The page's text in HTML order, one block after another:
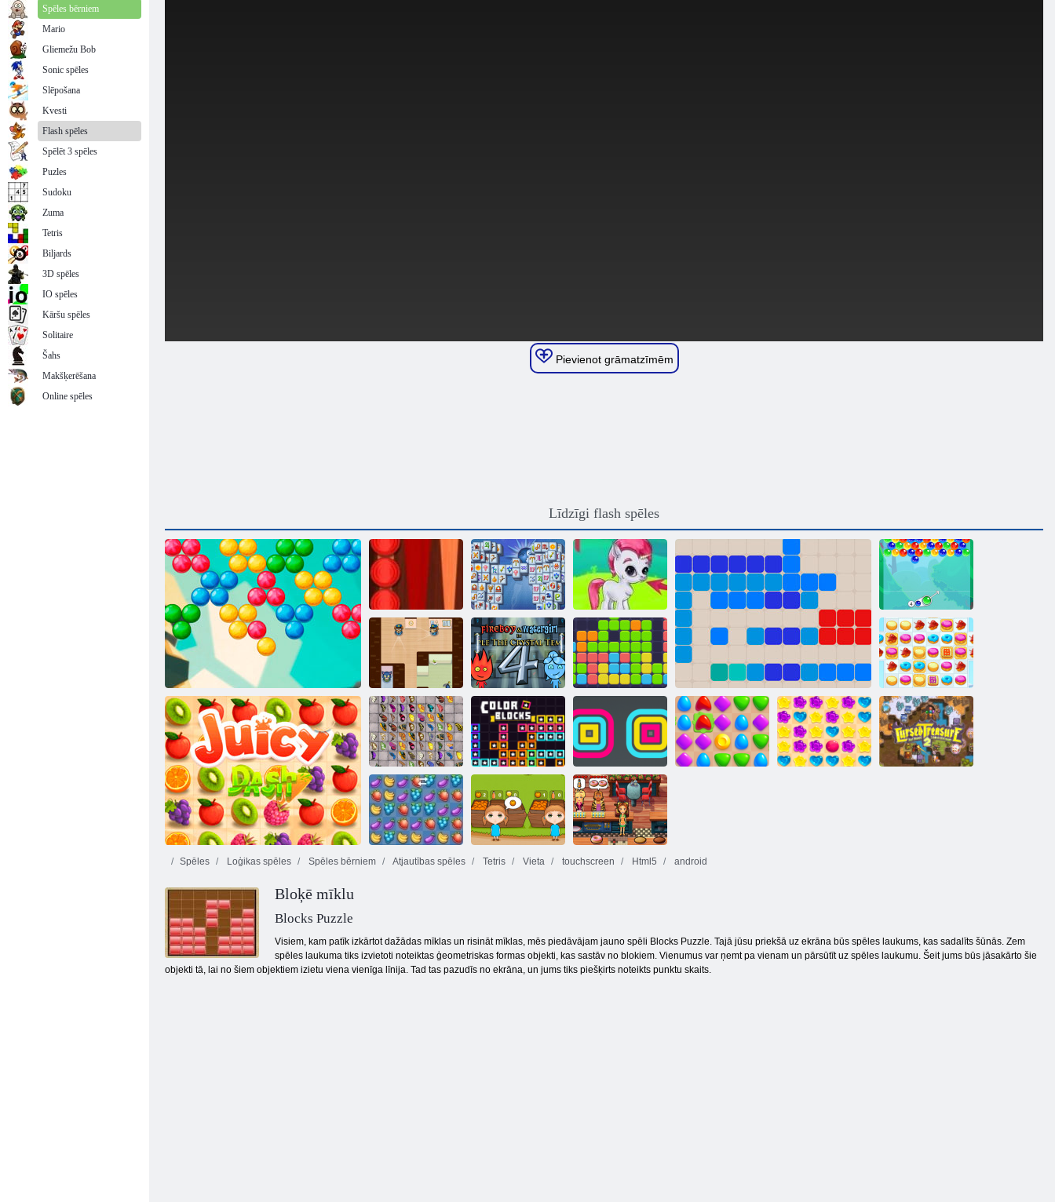
Pievienot grāmatzīmēm
Līdzīgi flash spēles
Burbuļu šāvējs bezgalīgs
Backgammon
Classic
Mahjong
Fortuna
Burbulis Gemes
Burbulis
Charms
Nekaunīgs
Džeimss
Fireboy and
Watergirl 4:
Kristāla templis
Eleven
Sīkdatņu
simpātija 2
Tauriņš Kyodai
HD
Krāsu bloki
Kvadrātveida
grābeklis
Spēles Loģikas spēles Spēles bērniem Atjautības spēles Tetris Vieta touchscreen Html5 android
Bloķē mīklu
Blocks Puzzle
Visiem, kam patīk izkārtot dažādas mīklas un risināt mīklas, mēs piedāvājam jauno spēli Blocks Puzzle. Tajā jūsu priekšā uz ekrāna būs spēles laukums, kas sadalīts šūnās. Zem
spēles laukuma tiks izvietoti noteiktas ģeometriskas formas objekti, kas sastāv no blokiem. Vienumus var ņemt pa vienam un pārsūtīt uz spēles laukumu. Šeit jums būs jāsakārto šie
objekti tā, lai no šiem objektiem izietu viena vienīga līnija. Tad tas pazudīs no ekrāna, un jums tiks piešķirts noteikts punktu skaits.
Spēles bērniem
Mario
Gliemežu Bob
Sonic spēles
Slēpošana
Kvesti
Flash spēles
Spēlēt 3 spēles
Puzles
Sudoku
Zuma
Tetris
Biljards
3D spēles
IO spēles
Kāršu spēles
Solitaire
Šahs
Makšķerēšana
Online spēles